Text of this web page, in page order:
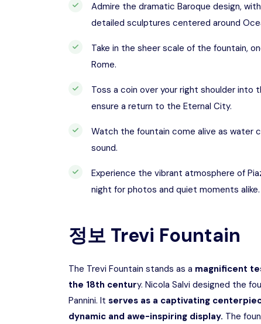
Admire the dramatic Baroque design,
detailed sculptures centered around
Take in the sheer scale of the fountain,
Rome.
Toss a coin over your right shoulder
ensure a return to the Eternal City.
Watch the fountain come alive as water
sound.
Experience the vibrant atmosphere of
night for photos and quiet moments alike.
정보 Trevi Fountain
The Trevi Fountain stands as a magnificent
the 18th century. Nicola Salvi designed the
Pannini. It serves as a captivating
dynamic and awe-inspiring display. The